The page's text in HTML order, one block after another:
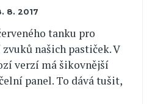
8. 2017
tanku pro
našich pastiček. V
verzí má šikovnější
panel. To dává tušit,